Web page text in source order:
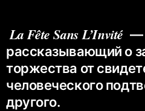
La Fête Sans L’Invité —
рассказывающий о
торжества от
человеческого
другого.